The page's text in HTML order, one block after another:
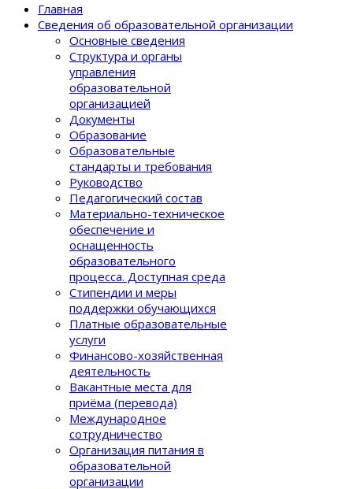
Главная
Сведения об образовательной организации
Основные сведения
Структура и органы
управления
образовательной
организацией
Документы
Образование
Образовательные
стандарты и требования
Руководство
Педагогический состав
Материально-техническое
обеспечение и
оснащенность
образовательного
процеcса. Доступная среда
Стипендии и меры
поддержки обучающихся
Платные образовательные
услуги
Финансово-хозяйственная
деятельность
Вакантные места для
приёма (перевода)
Международное
сотрудничество
Организация питания в
образовательной
организации